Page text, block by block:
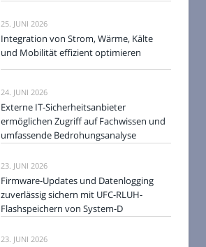
25. JUNI 2026
Integration von Strom, Wärme, Kälte
und Mobilität effizient optimieren
24. JUNI 2026
Externe IT-Sicherheitsanbieter
ermöglichen Zugriff auf Fachwissen und
umfassende Bedrohungsanalyse
23. JUNI 2026
Firmware-Updates und Datenlogging
zuverlässig sichern mit UFC-RLUH-
Flashspeichern von System-D
23. JUNI 2026